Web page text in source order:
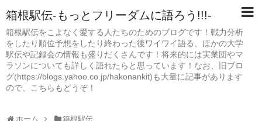
箱根駅伝-もっとフリーダムに語ろう!!!-
箱根駅伝をこよなく愛する人たちのためのブログです！戦力分析
をしたり順位予想をしたり終わった後ワイワイ語る、ほかの大学
駅伝や記録会の情報も盛りだくさんです！将来的には実業団やマ
ラソンについても詳しく語れたらと思っています！なお、旧ブロ
グ(https://blogs.yahoo.co.jp/hakonankit)も大量に記事があります
ので、こちらもどうぞ！
ホーム 箱根駅伝